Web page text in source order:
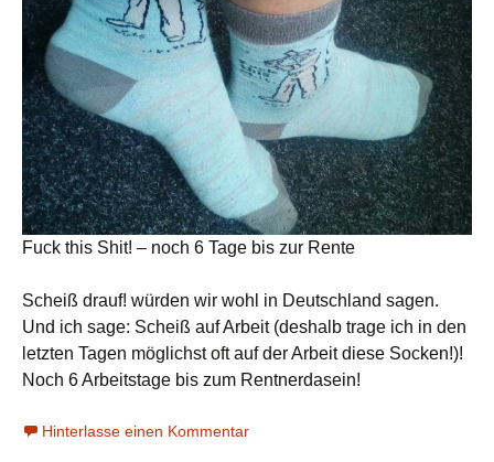
Fuck this Shit! – noch 6 Tage bis zur Rente
Scheiß drauf! würden wir wohl in Deutschland sagen.
Und ich sage: Scheiß auf Arbeit (deshalb trage ich in den
letzten Tagen möglichst oft auf der Arbeit diese Socken!)!
Noch 6 Arbeitstage bis zum Rentnerdasein!
Hinterlasse einen Kommentar